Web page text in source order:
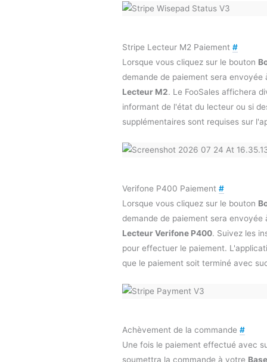
Stripe Lecteur M2 Paiement #
Lorsque vous cliquez sur le bouton
demande de paiement sera
Lecteur M2. Le FooSales affichera
informant de l'état du lecteur ou si
supplémentaires sont requises sur
Verifone P400 Paiement #
Lorsque vous cliquez sur le bouton
demande de paiement sera
Lecteur Verifone P400. Suivez les
pour effectuer le paiement.
que le paiement soit terminé avec
Achèvement de la commande #
Une fois le paiement effectué avec
soumettra la commande à votre